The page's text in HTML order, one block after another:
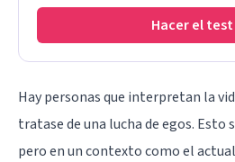
Hacer el test
Hay personas que interpretan la
tratase de una lucha de egos. Esto
pero en un contexto como el